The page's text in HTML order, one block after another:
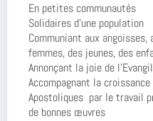
En petites communautés
Solidaires d’une population
Communiant aux
femmes, des jeunes, des
Annonçant la joie de
Accompagnant la
Apostoliques par le travail
de bonnes œuvres